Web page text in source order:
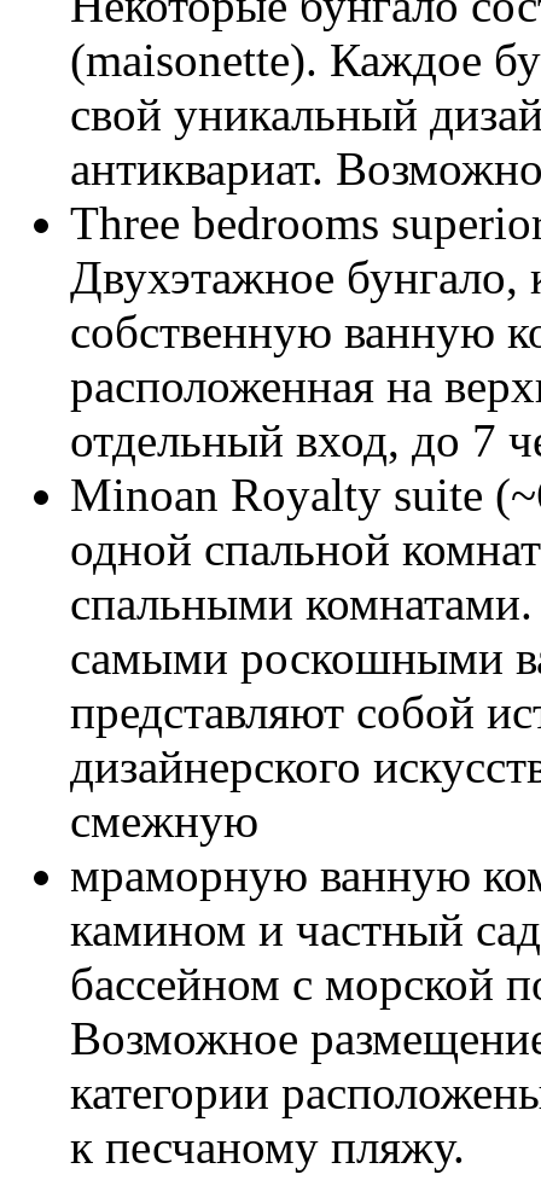
(maisonette). Каждое
свой уникальный
антиквариат.
Three bedrooms
Двухэтажное
собственную ванную
расположенная на
отдельный вход, до 7
Minoan Royalty suite
одной спальной
спальными
самыми роскошными
представляют собой
дизайнерского
смежную
мраморную ванную
камином и частный
бассейном с морской
Возможное
категории
к песчаному пляжу.